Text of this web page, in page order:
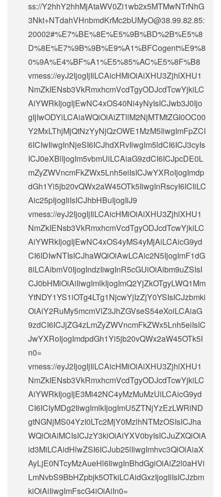
ss://Y2hhY2hhMjAtaWV0Zi1wb2x5MTMwNTrNhG
3Nkt+NTdahVHnbmdKrMc2bUMyO@38.99.82.85:
20002#%E7%BE%8E%E5%9B%BD%2B%E5%8
D%8E%E7%9B%9B%E9%A1%BFCogent%E9%8
0%9A%E4%BF%A1%E5%85%AC%E5%8F%B8
vmess://eyJ2IjogIjIiLCAicHMiOiAiXHU3ZjhlXHU1
NmZkIENsb3VkRmxhcmVcdTgyODJcdTcwYjkiLC
AiYWRkIjogIjEwNC4xOS40Ni4yNyIsICJwb3J0Ijo
gIjIwODYiLCAiaWQiOiAiZTllM2NjMTMtZGI0OC00
Y2MxLThjMjQtNzYyNjQzOWE1MzM5IiwgImFpZCI
6ICIwIiwgInNjeSI6ICJhdXRvIiwgIm5ldCI6ICJ3cyIs
ICJ0eXBlIjogIm5vbmUiLCAiaG9zdCI6ICJpcDE0L
mZyZWVncmFkZWx5Lnh5eiIsICJwYXRoIjogImdp
dGh1Yi5jb20vQWx2aW45OTk5IiwgInRscyI6ICIiLC
Aic25pIjogIiIsICJhbHBuIjogIiJ9
vmess://eyJ2IjogIjIiLCAicHMiOiAiXHU3ZjhlXHU1
NmZkIENsb3VkRmxhcmVcdTgyODJcdTcwYjkiLC
AiYWRkIjogIjEwNC4xOS4yMS4yMjAiLCAicG9yd
CI6IDIwNTIsICJhaWQiOiAwLCAic2N5IjogImF1dG
8iLCAibmV0IjogIndzIiwgInR5cGUiOiAibm9uZSIsI
CJ0bHMiOiAiIiwgImlkIjogImQ2YjZkOTgyLWQ1Mm
YtNDY1YS1iOTg4LTg1NjcwYjIzZjY0YSIsICJzbmki
OiAiY2RuMy5mcmVlZ3JhZGVseS54eXoiLCAiaG
9zdCI6ICJjZG4zLmZyZWVncmFkZWx5Lnh5eiIsIC
JwYXRoIjogImdpdGh1Yi5jb20vQWx2aW45OTk5I
n0=
vmess://eyJ2IjogIjIiLCAicHMiOiAiXHU3ZjhlXHU1
NmZkIENsb3VkRmxhcmVcdTgyODJcdTcwYjkiLC
AiYWRkIjogIjE3Mi42NC4yMzMuMzUiLCAicG9yd
CI6ICIyMDg2IiwgImlkIjogImU5ZTNjYzEzLWRiND
gtNGNjMS04YzI0LTc2MjY0MzlhNTMzOSIsICJha
WQiOiAiMCIsICJzY3kiOiAiYXV0byIsICJuZXQiOiA
id3MiLCAidHlwZSI6ICJub25lIiwgImhvc3QiOiAiaX
AyLjE0NTcyMzAueHl6IiwgInBhdGgiOiAiZ2l0aHVi
LmNvbS9BbHZpbjk5OTkiLCAidGxzIjogIiIsICJzbm
kiOiAiIiwgImFscG4iOiAiIn0=